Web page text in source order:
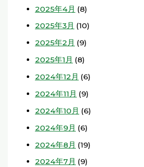
2025年4月 (8)
2025年3月 (10)
2025年2月 (9)
2025年1月 (8)
2024年12月 (6)
2024年11月 (9)
2024年10月 (6)
2024年9月 (6)
2024年8月 (19)
2024年7月 (9)